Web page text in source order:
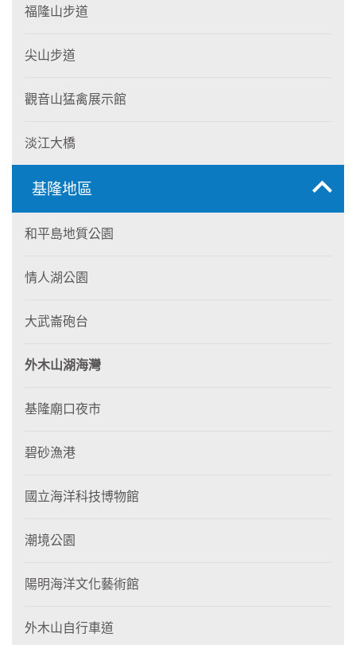
福隆山步道
尖山步道
觀音山猛禽展示館
淡江大橋
基隆地區
和平島地質公園
情人湖公園
大武崙砲台
外木山湖海灣
基隆廟口夜市
碧砂漁港
國立海洋科技博物館
潮境公園
陽明海洋文化藝術館
外木山自行車道